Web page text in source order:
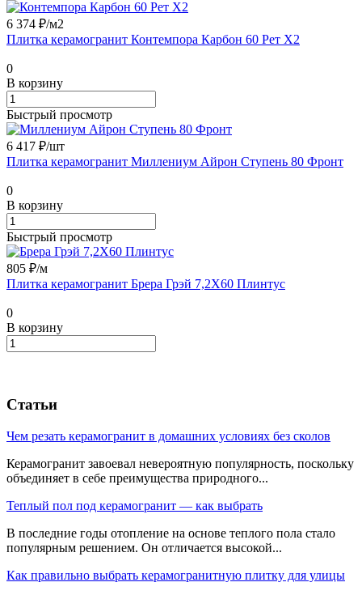
6 374 ₽/м2
Плитка керамогранит Контемпора Карбон 60 Рет Х2
0
В корзину
Быстрый просмотр
6 417 ₽/шт
Плитка керамогранит Миллениум Айрон Ступень 80 Фронт
0
В корзину
Быстрый просмотр
805 ₽/м
Плитка керамогранит Брера Грэй 7,2X60 Плинтус
0
В корзину
Статьи
Чем резать керамогранит в домашних условиях без сколов
Керамогранит завоевал невероятную популярность, поскольку
объединяет в себе преимущества природного...
Теплый пол под керамогранит — как выбрать
В последние годы отопление на основе теплого пола стало
популярным решением. Он отличается высокой...
Как правильно выбрать керамогранитную плитку для улицы